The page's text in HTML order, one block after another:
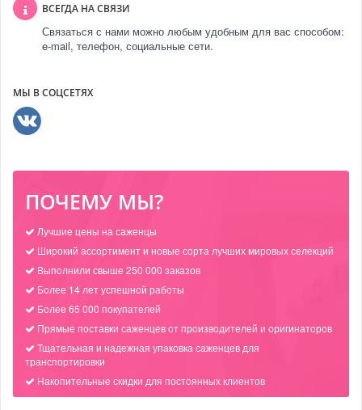
ВСЕГДА НА СВЯЗИ
Связаться с нами можно любым удобным для вас способом:
e-mail, телефон, социальные сети.
МЫ В СОЦСЕТЯХ
ПОЧЕМУ МЫ?
Лучшие цены на саженцы
Широкий ассортимент и новые сорта лучших мировых селекций
Выполнили свыше 250 000 заказов
Более 14 лет успешной работы
Более 65 000 покупателей
Прямые поставки саженцев от производителей и оригинаторов
Тщательная и надежная упаковка саженцев для
транспортировки
Накопительные скидки для постоянных клиентов